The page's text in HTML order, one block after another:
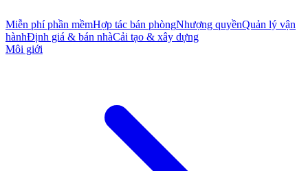
Miễn phí phần mềmHợp tác bán phòngNhượng quyềnQuản lý vận
hànhĐịnh giá & bán nhàCải tạo & xây dựng
Môi giới